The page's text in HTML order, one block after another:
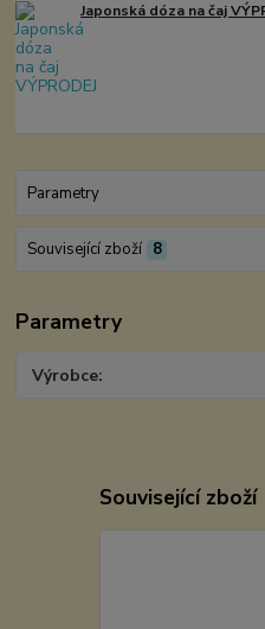
Japonská dóza na čaj
Parametry
Související zboží 8
Parametry
Výrobce
Související zboží